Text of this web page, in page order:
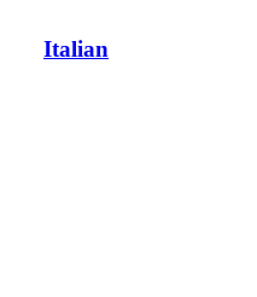
Italian